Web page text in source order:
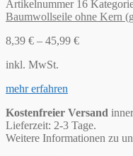
Artikelnummer 16
Baumwollseile ohne Kern
8,39 € – 45,99 €
inkl. MwSt.
mehr erfahren
Kostenfreier Versand
Lieferzeit: 2-3 Tage.
Weitere Informationen zu